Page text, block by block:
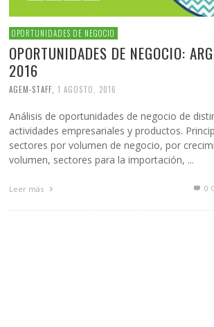
OPORTUNIDADES DE NEGOCIO
OPORTUNIDADES DE NEGOCIO:
2016
AGEM-STAFF 1 AGOSTO, 2016
Análisis de oportunidades de negocio de
actividades empresariales y productos.
sectores por volumen de negocio, por
volumen, sectores para la importación, ...
Leer más 0